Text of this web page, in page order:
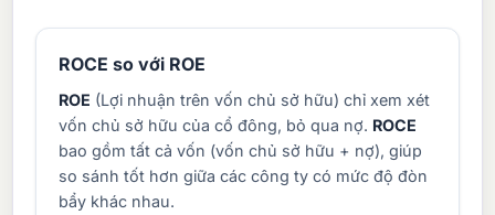
ROCE so với ROE
ROE (Lợi nhuận trên vốn chủ sở hữu) chỉ xem xét
vốn chủ sở hữu của cổ đông, bỏ qua nợ. ROCE
bao gồm tất cả vốn (vốn chủ sở hữu + nợ), giúp
so sánh tốt hơn giữa các công ty có mức độ đòn
bẩy khác nhau.